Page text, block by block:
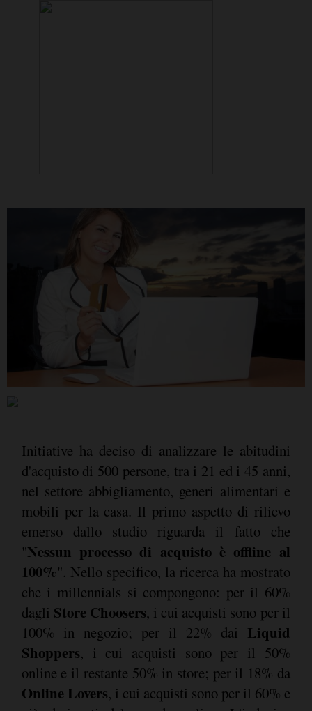
Initiative ha deciso di analizzare le abitudini
d'acquisto di 500 persone, tra i 21 ed i 45 anni,
nel settore abbigliamento, generi alimentari e
mobili per la casa. Il primo aspetto di rilievo
emerso dallo studio riguarda il fatto che
"Nessun processo di acquisto è offline al
100%". Nello specifico, la ricerca ha mostrato
che i millennials si compongono: per il 60%
dagli Store Choosers, i cui acquisti sono per il
100% in negozio; per il 22% dai Liquid
Shoppers, i cui acquisti sono per il 50%
online e il restante 50% in store; per il 18% da
Online Lovers, i cui acquisti sono per il 60% e